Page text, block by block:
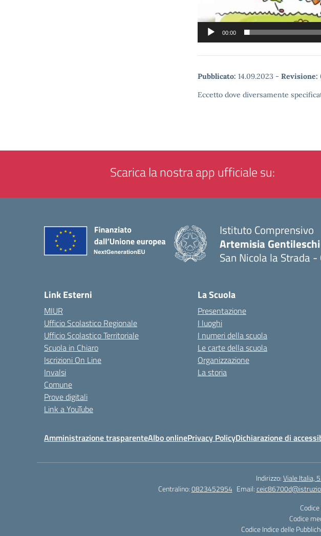
00:00
Pubblicato: 14.09.2023 - Revisione:
Eccetto dove diversamente
Scarica la nostra app ufficiale su:
Istituto Comprensivo
Artemisia Gentileschi
San Nicola la Strada -
Link Esterni
MIUR
Ufficio Scolastico Regionale
Ufficio Scolastico Territoriale
Scuola in Chiaro
Iscrizioni On Line
Invalsi
Comune
Prove digitali
Link a YouTube
La Scuola
Presentazione
I luoghi
I numeri della scuola
Le carte della scuola
Organizzazione
La storia
Amministrazione trasparenteAlbo onlinePrivacy PolicyDichiarazione di
Indirizzo:Viale Italia,
Centralino:0823452954 Email:
Codice
Codice Indice delle